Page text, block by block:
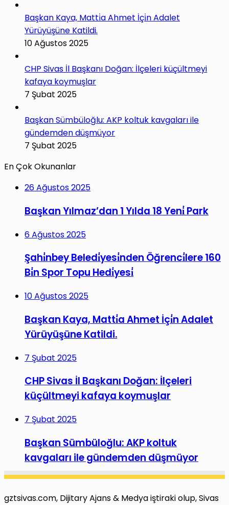
Başkan Kaya, Matti̇a Ahmet İçi̇n Adalet
Yürüyüşüne Katildi.
10 Ağustos 2025
CHP Sivas İl Başkanı Doğan: İlçeleri küçültmeyi
kafaya koymuşlar
7 Şubat 2025
Başkan Sümbüloğlu: AKP koltuk kavgaları ile
gündemden düşmüyor
7 Şubat 2025
En Çok Okunanlar
26 Ağustos 2025
Başkan Yılmaz’dan 1 Yılda 18 Yeni̇ Park
6 Ağustos 2025
Şahi̇nbey Beledi̇yesi̇nden Öğrenci̇lere 160
Bi̇n Spor Topu Hedi̇yesi̇
10 Ağustos 2025
Başkan Kaya, Matti̇a Ahmet İçi̇n Adalet
Yürüyüşüne Katildi.
7 Şubat 2025
CHP Sivas İl Başkanı Doğan: İlçeleri
küçültmeyi kafaya koymuşlar
7 Şubat 2025
Başkan Sümbüloğlu: AKP koltuk
kavgaları ile gündemden düşmüyor
gztsivas.com, Dijitary Ajans & Medya iştiraki olup, Sivas